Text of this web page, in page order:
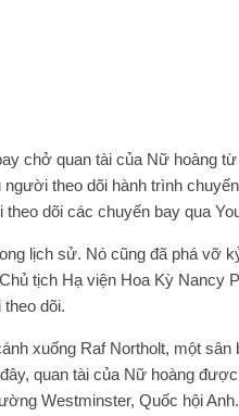
chở quan tài của Nữ hoàng
theo dõi hành trình
dõi các chuyến bay qua
lịch sử. Nó cũng đã phá vỡ
tịch Hạ viện Hoa Kỳ Nancy
dõi.
xuống Raf Northolt, một
quan tài của Nữ hoàng
Westminster, Quốc hội